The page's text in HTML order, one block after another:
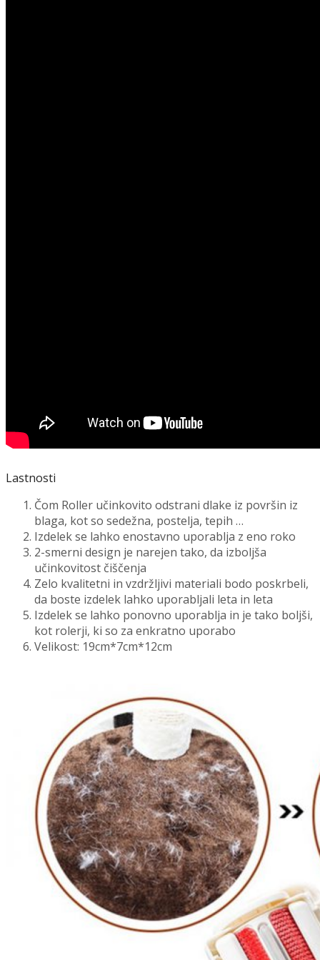
Lastnosti
Čom Roller učinkovito odstrani dlake iz površin iz
blaga, kot so sedežna, postelja, tepih …
Izdelek se lahko enostavno uporablja z eno roko
2-smerni design je narejen tako, da izboljša
učinkovitost čiščenja
Zelo kvalitetni in vzdržljivi materiali bodo poskrbeli,
da boste izdelek lahko uporabljali leta in leta
Izdelek se lahko ponovno uporablja in je tako boljši,
kot rolerji, ki so za enkratno uporabo
Velikost: 19cm*7cm*12cm